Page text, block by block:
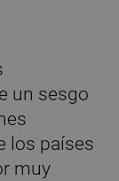
un sesgo
los países
muy